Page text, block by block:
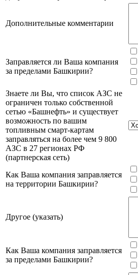
Дополнительные комментарии
Заправляется ли Ваша компания
за пределами Башкирии?
Знаете ли Вы, что список АЗС не
ограничен только собственной
сетью «Башнефть» и существует
возможность по вашим
топливным смарт-картам
заправляться на более чем 9 800
АЗС в 27 регионах РФ
(партнерская сеть)
Как Ваша компания заправляется
на территории Башкирии?
Другое (указать)
Как Ваша компания заправляется
за пределами Башкирии?